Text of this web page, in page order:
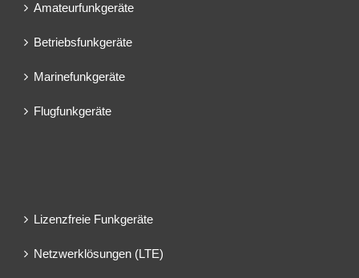
Amateurfunkgeräte
Betriebsfunkgeräte
Marinefunkgeräte
Flugfunkgeräte
Lizenzfreie Funkgeräte
Netzwerklösungen (LTE)